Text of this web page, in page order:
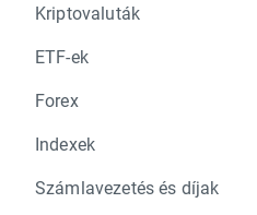
Kriptovaluták
ETF-ek
Forex
Indexek
Számlavezetés és díjak